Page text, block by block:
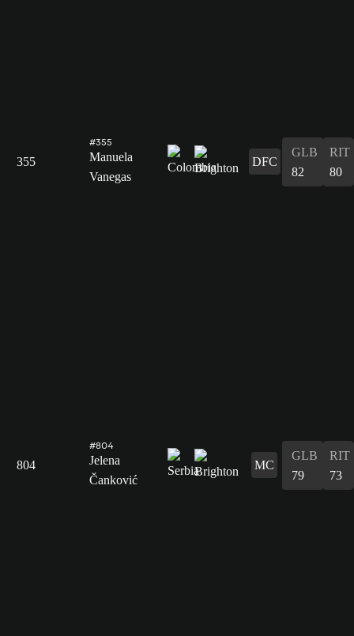
355
#355
Manuela
Vanegas
DFC
GLB
82
RIT
80
804
#804
Jelena
Čanković
MC
GLB
79
RIT
73